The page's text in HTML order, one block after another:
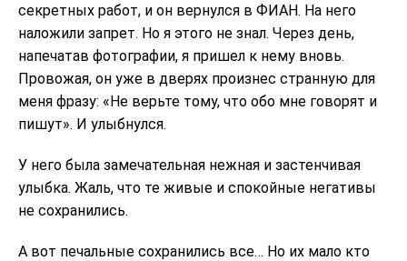
секретных работ, и он вернулся в ФИАН. На него
наложили запрет. Но я этого не знал. Через день,
напечатав фотографии, я пришел к нему вновь.
Провожая, он уже в дверях произнес странную для
меня фразу: «Не верьте тому, что обо мне говорят и
пишут». И улыбнулся.
У него была замечательная нежная и застенчивая
улыбка. Жаль, что те живые и спокойные негативы
не сохранились.
А вот печальные сохранились все… Но их мало кто